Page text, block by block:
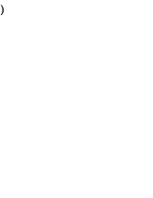
Comentarios
)